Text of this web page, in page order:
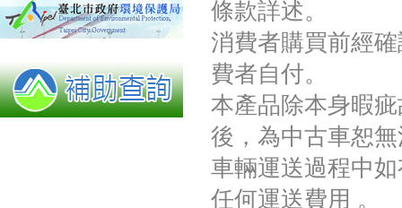
條款詳述。
消費者購買前經
費者自付。
本產品除本身暇
後，為中古車恕
車輛運送過程中
任何運送費用 。